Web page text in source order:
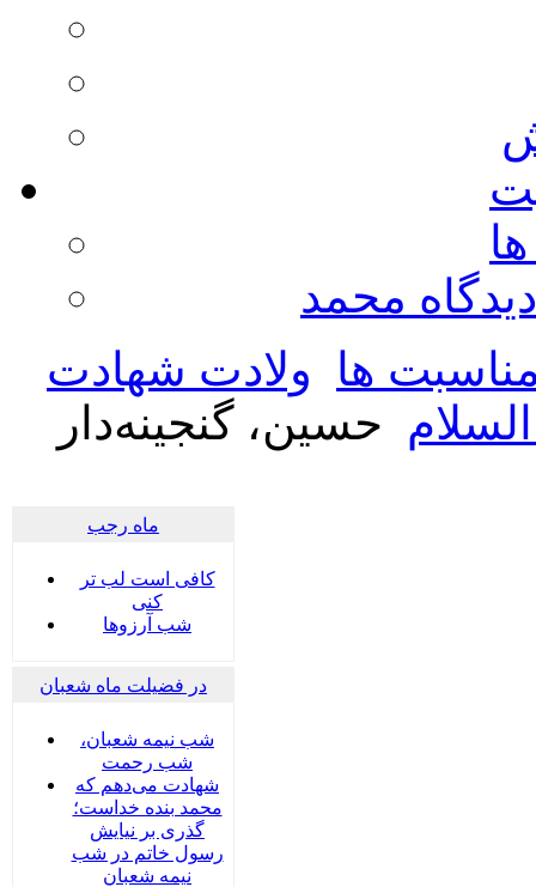
محمد
ها
ولادت شهادت
حسین، گنجینه‌دار
ماه رجب
کافی است لب تر
کنی
شب آرزوها
در فضیلت ماه شعبان
شب نیمه شعبان،
شب رحمت
شهادت می‌دهم که
محمد بنده خداست؛
گذری بر نیایش
رسول خاتم در شب
نیمه شعبان